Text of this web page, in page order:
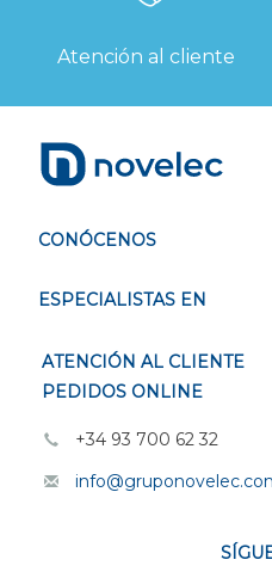
Atención al cliente
CONÓCENOS
ESPECIALISTAS EN
ATENCIÓN AL CLIENTE
PEDIDOS ONLINE
+34 93 700 62 32